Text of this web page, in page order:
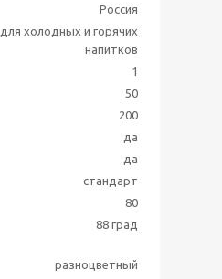
Россия
для холодных и горячих
напитков
1
50
200
да
да
стандарт
80
88 град
разноцветный